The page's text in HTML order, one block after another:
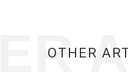
OTHER